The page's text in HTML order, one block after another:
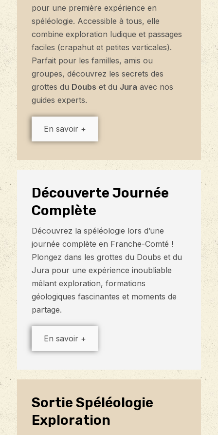
pour une première expérience en
spéléologie. Accessible à tous, elle
combine exploration ludique et passages
faciles (crapahut et petites verticales).
Parfait pour les familles, amis ou
groupes, découvrez les secrets des
grottes du Doubs et du Jura avec nos
guides experts.
En savoir +
Découverte Journée
Complète
Découvrez la spéléologie lors d’une
journée complète en Franche-Comté !
Plongez dans les grottes du Doubs et du
Jura pour une expérience inoubliable
mêlant exploration, formations
géologiques fascinantes et moments de
partage.
En savoir +
Sortie Spéléologie
Exploration